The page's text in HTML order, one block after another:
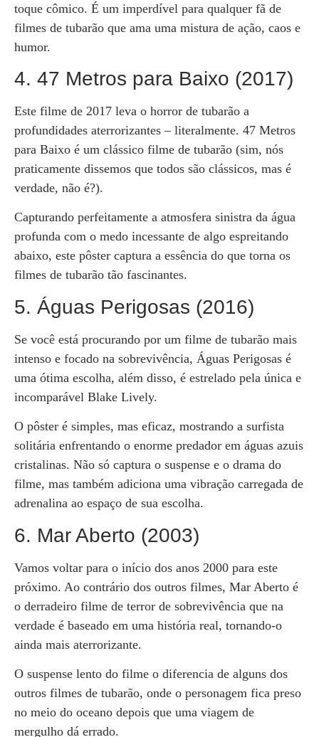
toque cômico. É um imperdível para qualquer fã de
filmes de tubarão que ama uma mistura de ação, caos e
humor.
4. 47 Metros para Baixo (2017)
Este filme de 2017 leva o horror de tubarão a
profundidades aterrorizantes – literalmente. 47 Metros
para Baixo é um clássico filme de tubarão (sim, nós
praticamente dissemos que todos são clássicos, mas é
verdade, não é?).
Capturando perfeitamente a atmosfera sinistra da água
profunda com o medo incessante de algo espreitando
abaixo, este pôster captura a essência do que torna os
filmes de tubarão tão fascinantes.
5. Águas Perigosas (2016)
Se você está procurando por um filme de tubarão mais
intenso e focado na sobrevivência, Águas Perigosas é
uma ótima escolha, além disso, é estrelado pela única e
incomparável Blake Lively.
O pôster é simples, mas eficaz, mostrando a surfista
solitária enfrentando o enorme predador em águas azuis
cristalinas. Não só captura o suspense e o drama do
filme, mas também adiciona uma vibração carregada de
adrenalina ao espaço de sua escolha.
6. Mar Aberto (2003)
Vamos voltar para o início dos anos 2000 para este
próximo. Ao contrário dos outros filmes, Mar Aberto é
o derradeiro filme de terror de sobrevivência que na
verdade é baseado em uma história real, tornando-o
ainda mais aterrorizante.
O suspense lento do filme o diferencia de alguns dos
outros filmes de tubarão, onde o personagem fica preso
no meio do oceano depois que uma viagem de
mergulho dá errado.